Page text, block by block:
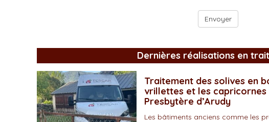
Dernières réalisations en
Traitement des solives en
vrillettes et les capricornes
Presbytère d’Arudy
Les bâtiments anciens comme les